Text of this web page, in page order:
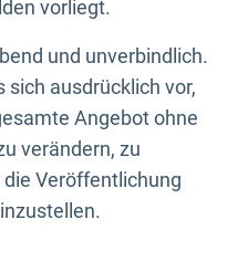
vorliegt.
und unverbindlich.
sich ausdrücklich vor,
Angebot ohne
verändern, zu
Veröffentlichung